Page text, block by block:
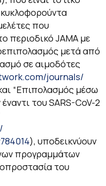
κυκλοφορούντα
που
περιοδικό JAMA με
μετά από
σε αιμοδότες
journals/
“Επιπολασμός μέσω
του SARS-CoV-2
), υποδεικνύουν
προγραμμάτων
του